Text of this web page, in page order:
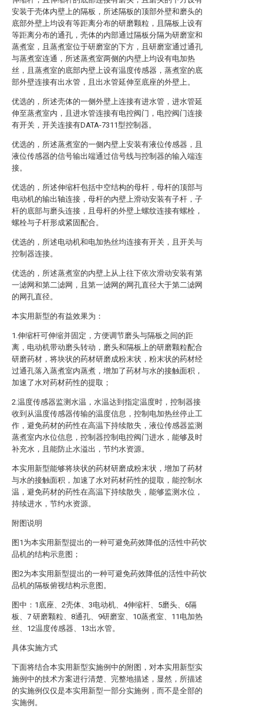
安装于壳体内壁上的隔板，所述隔板的顶部外壁和磨头的
底部外壁上均设有等距离分布的研磨颗粒，且隔板上设有
等距离分布的通孔，壳体的内部通过隔板分隔为研磨室和
蒸煮室，且蒸煮室位于研磨室的下方，且研磨室通过通孔
与蒸煮室连通，所述蒸煮室两侧的内壁上均设有电加热
丝，且蒸煮室的底部内壁上设有温度传感器，蒸煮室的底
部外壁连接有出水管，且出水管延伸至底座的外壁上。
优选的，所述壳体的一侧外壁上连接有进水管，进水管延
伸至蒸煮室内，且进水管连接有电控阀门，电控阀门连接
有开关，开关连接有DATA-7311型控制器。
优选的，所述蒸煮室的一侧内壁上安装有液位传感器，且
液位传感器的信号输出端通过信号线与控制器的输入端连
接。
优选的，所述伸缩杆包括中空结构的母杆，母杆的顶部与
电动机的输出轴连接，母杆的内壁上滑动安装有子杆，子
杆的底部与磨头连接，且母杆的外壁上螺纹连接有螺栓，
螺栓与子杆形成紧固配合。
优选的，所述电动机和电加热丝均连接有开关，且开关与
控制器连接。
优选的，所述蒸煮室的内壁上从上往下依次滑动安装有第
一滤网和第二滤网，且第一滤网的网孔直径大于第二滤网
的网孔直径。
本实用新型的有益效果为：
1.伸缩杆可伸缩并固定，方便调节磨头与隔板之间的距
离，电动机带动磨头转动，磨头和隔板上的研磨颗粒配合
研磨药材，将块状的药材研磨成粉末状，粉末状的药材经
过通孔落入蒸煮室内蒸煮，增加了药材与水的接触面积，
加速了水对药材药性的提取；
2.温度传感器监测水温，水温达到指定温度时，控制器接
收到从温度传感器传输的温度信息，控制电加热丝停止工
作，避免药材的药性在高温下持续散失，液位传感器监测
蒸煮室内水位信息，控制器控制电控阀门进水，能够及时
补充水，且能防止水溢出，节约水资源。
本实用新型能够将块状的药材研磨成粉末状，增加了药材
与水的接触面积，加速了水对药材药性的提取，能控制水
温，避免药材的药性在高温下持续散失，能够监测水位，
持续进水，节约水资源。
附图说明
图1为本实用新型提出的一种可避免药效降低的活性中药饮
品机的结构示意图；
图2为本实用新型提出的一种可避免药效降低的活性中药饮
品机的隔板俯视结构示意图。
图中：1底座、2壳体、3电动机、4伸缩杆、5磨头、6隔
板、7 研磨颗粒、8通孔、9研磨室、10蒸煮室、11电加热
丝、12温度传感器、13出水管。
具体实施方式
下面将结合本实用新型实施例中的附图，对本实用新型实
施例中的技术方案进行清楚、完整地描述，显然，所描述
的实施例仅仅是本实用新型一部分实施例，而不是全部的
实施例。